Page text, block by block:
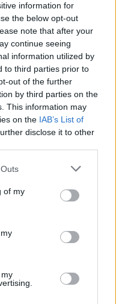
information for
the below opt-out
note that after your
continue seeing
information utilized by
to third parties prior to
out of the further
by third parties on the
This information may
on the IAB’s List of
disclose it to other
of my
„Mini“ klasėje,
centimetrų
Oskaras
Paskutinio,